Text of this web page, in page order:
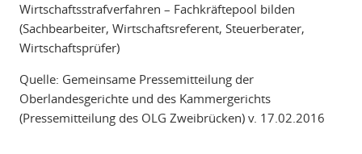
Wirtschaftsstrafverfahren – Fachkräftepool bilden
(Sachbearbeiter, Wirtschaftsreferent, Steuerberater,
Wirtschaftsprüfer)
Quelle: Gemeinsame Pressemitteilung der
Oberlandesgerichte und des Kammergerichts
(Pressemitteilung des OLG Zweibrücken) v. 17.02.2016